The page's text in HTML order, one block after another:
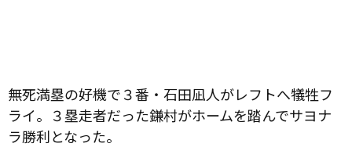
無死満塁の好機で３番・石田凪人がレフトへ犠牲フ
ライ。３塁走者だった鎌村がホームを踏んでサヨナ
ラ勝利となった。